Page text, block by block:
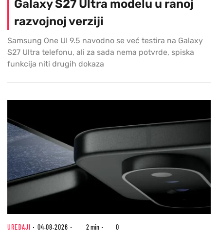
Galaxy S27 Ultra modelu u ranoj
razvojnoj verziji
Samsung One UI 9.5 navodno se već testira na Galaxy
S27 Ultra telefonu, ali za sada nema potvrde, spiska
funkcija niti drugih dokaza
UREĐAJI 04.08.2026 2 min 0